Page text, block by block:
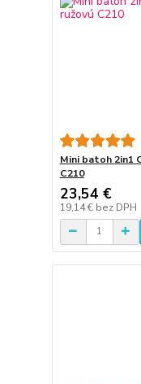
Mini batoh 2in1
C210
23,54 €
19,14 € bez DPH